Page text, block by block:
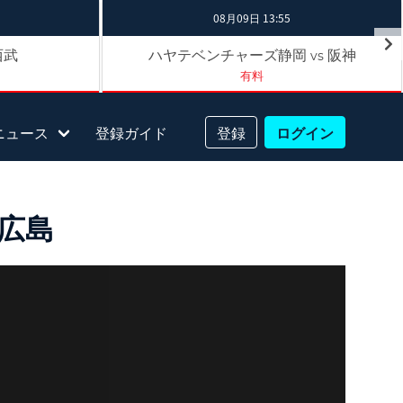
08月09日 13:55
ハヤテベンチャーズ静岡 vs 阪神
有料
ュース 登録ガイド 登録 ログイン
島